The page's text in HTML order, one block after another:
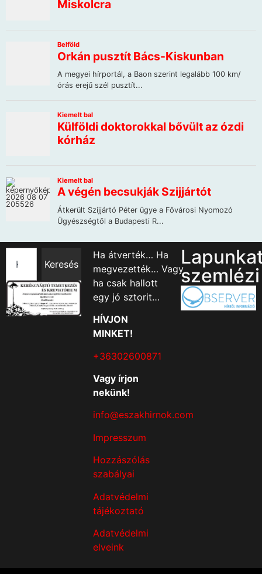
Keresés
Ha átverték… Ha
megvezették… Vagy
ha csak hallott
egy jó sztorit…
HÍVJON
MINKET!
+36302600871
Vagy írjon
nekünk!
info@eszakhirnok.com
Impresszum
Hozzászólás
szabályai
Adatvédelmi
tájékoztató
Adatvédelmi
elveink
szemlézi